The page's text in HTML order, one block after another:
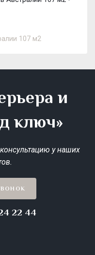
107 м2
и
ключ»
у наших
22 44